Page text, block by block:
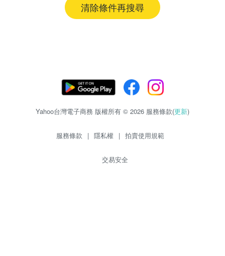
清除條件再搜尋
Yahoo台灣電子商務 版權所有 © 2026 服務條款(更新)
服務條款 | 隱私權 | 拍賣使用規範
交易安全